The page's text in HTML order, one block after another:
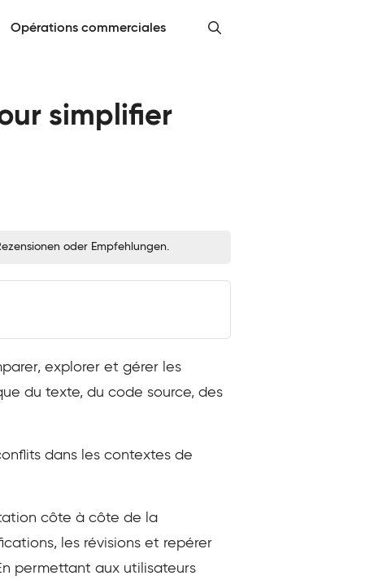
Opérations commerciales
simplifier
oder Empfehlungen.
explorer et gérer les
du texte, du code source, des
dans les contextes de
côte à côte de la
les révisions et repérer
permettant aux utilisateurs